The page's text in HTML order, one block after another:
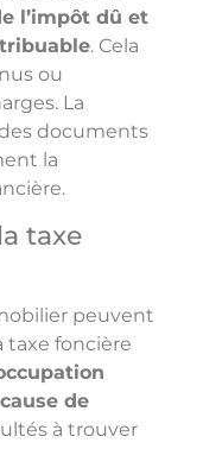
l’impôt dû et
. Cela
ou
La
documents
la
taxe
peuvent
taxe foncière
de
à trouver